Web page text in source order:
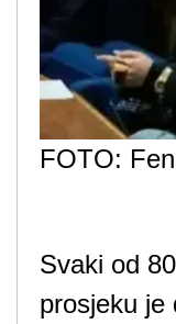
FOTO:
Svaki od
prosjeku je